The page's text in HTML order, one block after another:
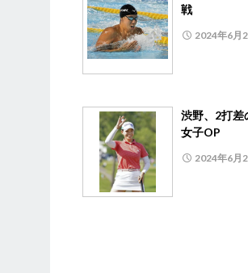
戦
2024年6月
渋野、2打差
女子OP
2024年6月